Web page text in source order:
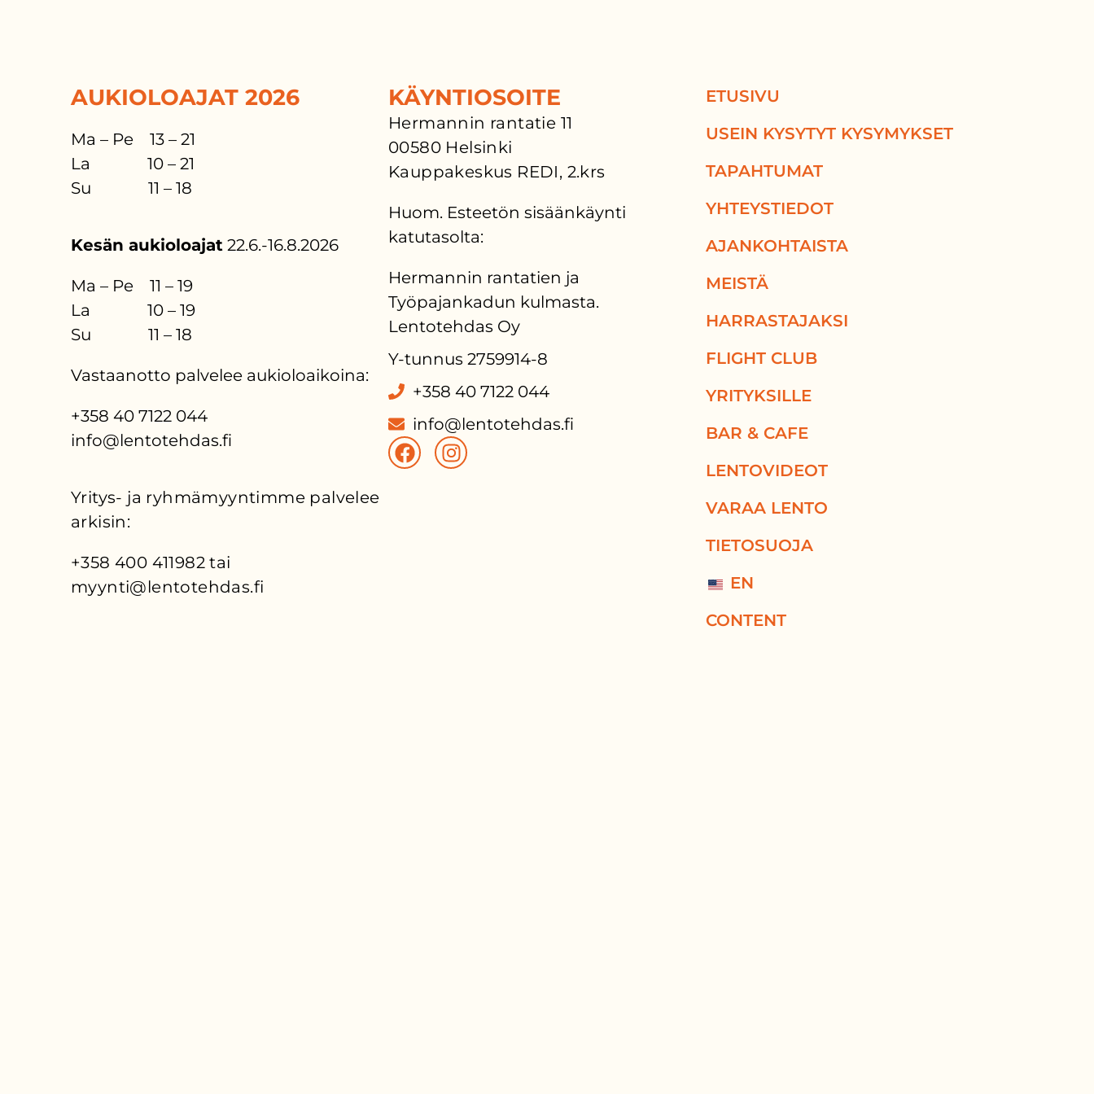
AUKIOLOAJAT 2026
Ma – Pe 13 – 21
La 10 – 21
Su 11 – 18
Kesän aukioloajat 22.6.-16.8.2026
Ma – Pe 11 – 19
La 10 – 19
Su 11 – 18
Vastaanotto palvelee aukioloaikoina:
+358 40 7122 044
info@lentotehdas.fi
Yritys- ja ryhmämyyntimme palvelee
arkisin:
+358 400 411982 tai
myynti@lentotehdas.fi
KÄYNTIOSOITE
Hermannin rantatie 11
00580 Helsinki
Kauppakeskus REDI, 2.krs
Huom. Esteetön sisäänkäynti
katutasolta:
Hermannin rantatien ja
Työpajankadun kulmasta.
Lentotehdas Oy
Y-tunnus 2759914-8
+358 40 7122 044
info@lentotehdas.fi
ETUSIVU
USEIN KYSYTYT KYSYMYKSET
TAPAHTUMAT
YHTEYSTIEDOT
AJANKOHTAISTA
MEISTÄ
HARRASTAJAKSI
FLIGHT CLUB
YRITYKSILLE
BAR & CAFE
LENTOVIDEOT
VARAA LENTO
TIETOSUOJA
EN
CONTENT